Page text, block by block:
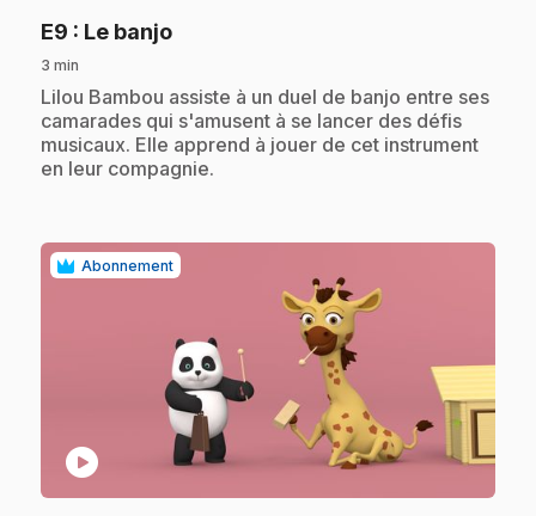
E9 : Le banjo.
3 min
.Lilou Bambou assiste à un duel de banjo entre ses
camarades qui s'amusent à se lancer des défis
musicaux. Elle apprend à jouer de cet instrument
en leur compagnie.
Abonnement
play_circle